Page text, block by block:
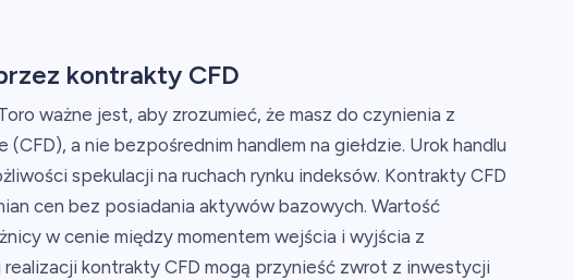
kontrakty CFD
ważne jest, aby zrozumieć, że masz do czynienia z
a nie bezpośrednim handlem na giełdzie. Urok handlu
spekulacji na ruchach rynku indeksów. Kontrakty CFD
cen bez posiadania aktywów bazowych. Wartość
w cenie między momentem wejścia i wyjścia z
kontrakty CFD mogą przynieść zwrot z inwestycji